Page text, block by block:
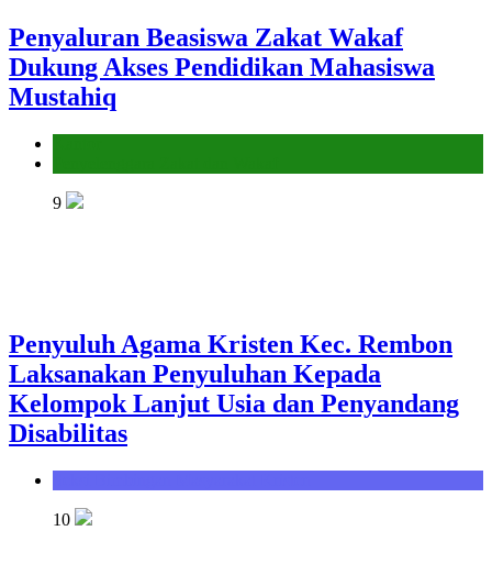
Penyaluran Beasiswa Zakat Wakaf
Dukung Akses Pendidikan Mahasiswa
Mustahiq
9
Penyuluh Agama Kristen Kec. Rembon
Laksanakan Penyuluhan Kepada
Kelompok Lanjut Usia dan Penyandang
Disabilitas
10